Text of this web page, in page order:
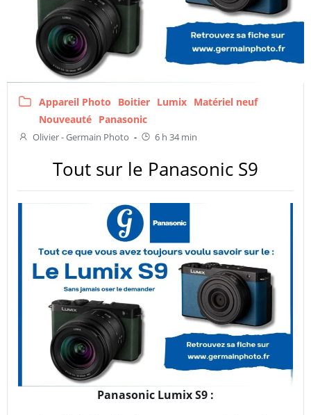
Appareil Photo Boitier Lumix Matériel neuf
Nouveauté Panasonic
Olivier - Germain Photo - 6 h 34 min
Tout sur le Panasonic S9
Panasonic Lumix S9 :